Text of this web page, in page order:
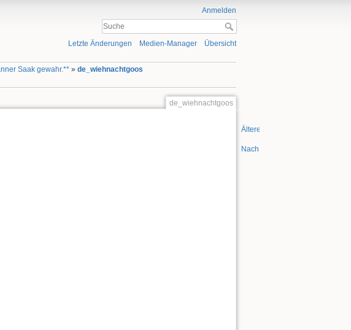
Anmelden
Letzte Änderungen Medien-Manager Übersicht
Saak gewahr.** »de_wiehnachtgoos
de_wiehnachtgoos
Ältere Versionen
Nach oben